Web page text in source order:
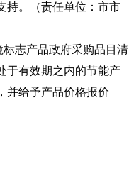
持。（责任单位：市市
志产品政府采购品目清
于有效期之内的节能产
并给予产品价格报价